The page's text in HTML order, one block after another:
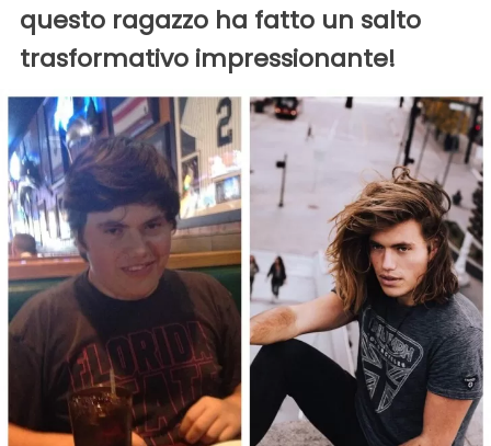
questo ragazzo ha fatto un salto
trasformativo impressionante!